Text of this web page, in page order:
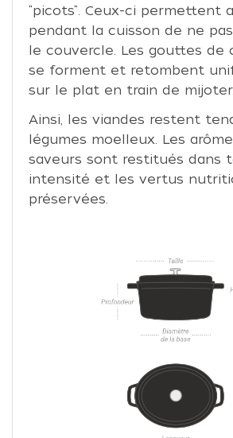
"picots". Ceux-ci permettent
pendant la cuisson de ne
le couvercle. Les gouttes de
se forment et retombent
sur le plat en train de mijoter.
Ainsi, les viandes restent
légumes moelleux. Les
saveurs sont restitués dans
intensité et les vertus
préservées.